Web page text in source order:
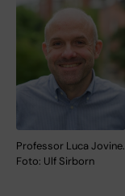
Professor Luca Jovine.
Foto: Ulf Sirborn